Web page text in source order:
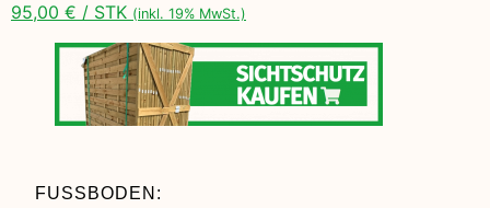
95,00 € / STK (inkl. 19% MwSt.)
FUSSBODEN: